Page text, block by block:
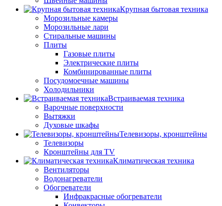
Крупная бытовая техника
Морозильные камеры
Морозильные лари
Стиральные машины
Плиты
Газовые плиты
Электрические плиты
Комбинированные плиты
Посудомоечные машины
Холодильники
Встраиваемая техника
Варочные поверхности
Вытяжки
Духовые шкафы
Телевизоры, кронштейны
Телевизоры
Кронштейны для TV
Климатическая техника
Вентиляторы
Водонагреватели
Обогреватели
Инфракрасные обогреватели